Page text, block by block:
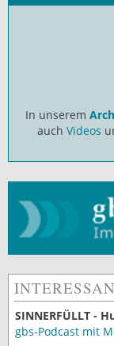
In unserem
auch Videos
SINNERFÜLLT -
gbs-Podcast mit